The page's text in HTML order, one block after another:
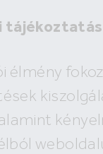
tájékoztatás
élmény
ingatlan